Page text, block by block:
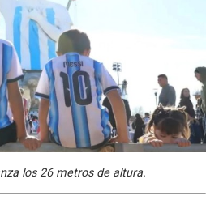
los 26 metros de altura.